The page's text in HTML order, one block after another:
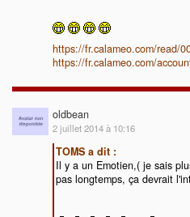
https://fr.calameo.com/read/
https://fr.calameo.com/
oldbean
2 juillet 2014 à 10:16
TOMS a dit :
Il y a un Emotien,( je sais
pas longtemps, ça devrait